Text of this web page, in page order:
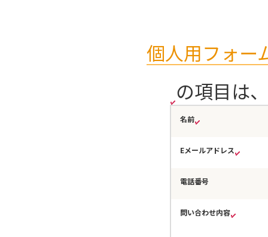
個人用フォー
の項目は
名前
Eメールアドレス
電話番号
問い合わせ内容